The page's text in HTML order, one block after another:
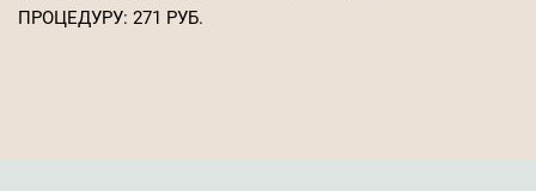
ПРОЦЕДУРУ: 271 РУБ.